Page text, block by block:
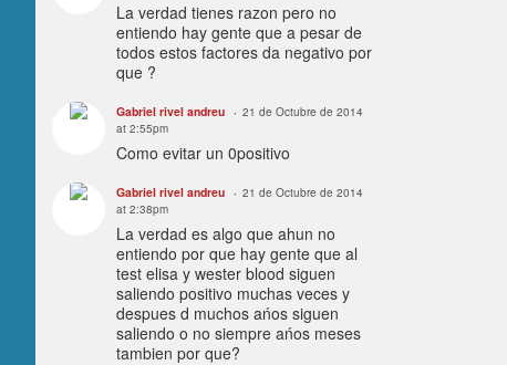
La verdad tienes razon pero no
entiendo hay gente que a pesar de
todos estos factores da negativo por
que ?
Gabriel rivel andreu
21 de Octubre de 2014
at 2:55pm
Como evitar un 0positivo
Gabriel rivel andreu
21 de Octubre de 2014
at 2:38pm
La verdad es algo que ahun no
entiendo por que hay gente que al
test elisa y wester blood siguen
saliendo positivo muchas veces y
despues d muchos ańos siguen
saliendo o no siempre ańos meses
tambien por que?